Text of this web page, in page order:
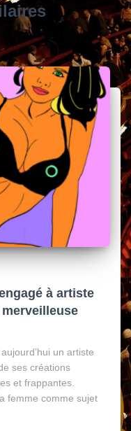
à artiste
un artiste
ses créations
et frappantes.
femme comme sujet